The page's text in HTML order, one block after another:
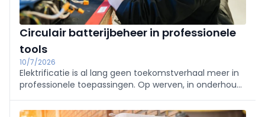
Circulair batterijbeheer in professionele
tools
10/7/2026
Elektrificatie is al lang geen toekomstverhaal meer in
professionele toepassingen. Op werven, in onderhoud,
machines en toestellen op batterijen.